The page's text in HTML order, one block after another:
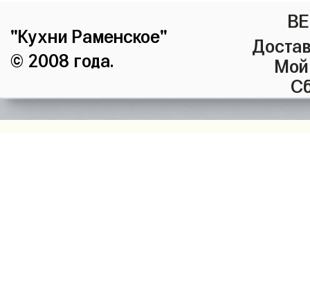
"Кухни Раменское"
© 2008 года.